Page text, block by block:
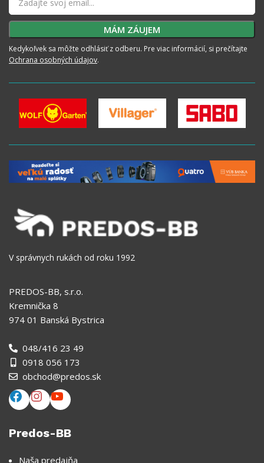
Kedykoľvek sa môžte odhlásiť z odberu. Pre viac informácií, si prečítajte
Ochrana osobných údajov.
V správnych rukách od roku 1992
PREDOS-BB, s.r.o.
Kremnička 8
974 01 Banská Bystrica
048/416 23 49
0918 056 173
obchod@predos.sk
Predos-BB
Naša predajňa